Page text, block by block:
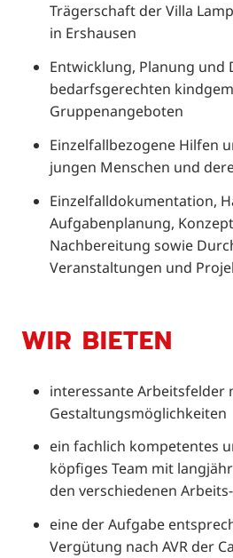
Trägerschaft der Villa
in Ershausen
Entwicklung, Planung
bedarfsgerechten
Gruppenangeboten
Einzelfallbezogene Hilfen
jungen Menschen und
Einzelfalldokumentation,
Aufgabenplanung,
Nachbereitung sowie
Veranstaltungen und
WIR BIETEN
interessante Arbeitsfelder
Gestaltungsmöglichkeiten
ein fachlich kompetentes
köpfiges Team mit
den verschiedenen
eine der Aufgabe
Vergütung nach AVR der